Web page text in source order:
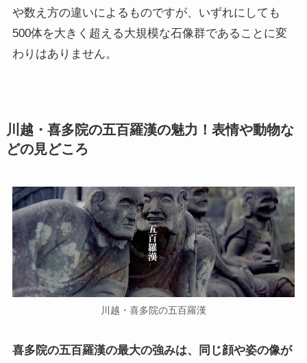
や数え方の違いによるものですが、いずれにしても
500体を大きく超える大規模な石像群であることに変
わりはありません。
川越・喜多院の五百羅漢の魅力！表情や動物な
どの見どころ
川越・喜多院の五百羅漢
喜多院の五百羅漢の最大の強みは、同じ顔や姿の像が